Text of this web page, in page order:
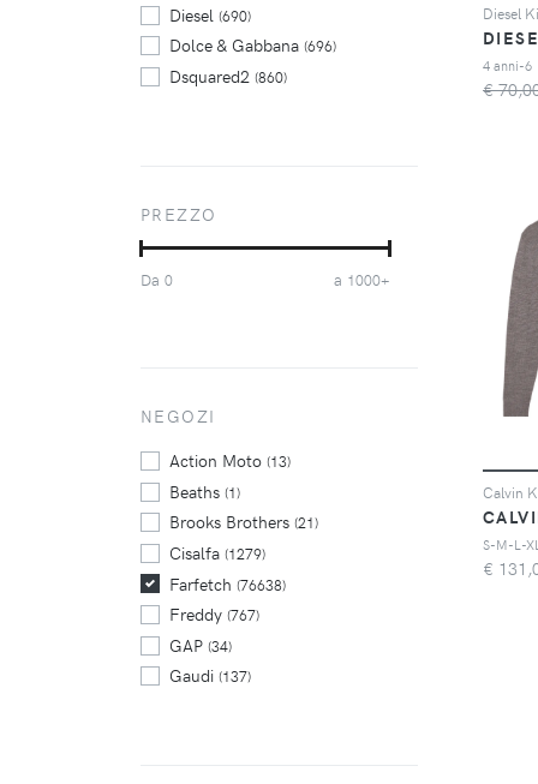
4 anni-6
€
S-M-L-XL
€
Diesel (690)
Dolce & Gabbana (696)
Dsquared2 (860)
Philipp Plein
Stone Island
PREZZO
Da 0 a 1000+
NEGOZI
Action Moto (13)
Beaths (1)
Brooks Brothers (21)
Cisalfa (1279)
Farfetch (76638)
Freddy (767)
GAP (34)
Gaudi (137)